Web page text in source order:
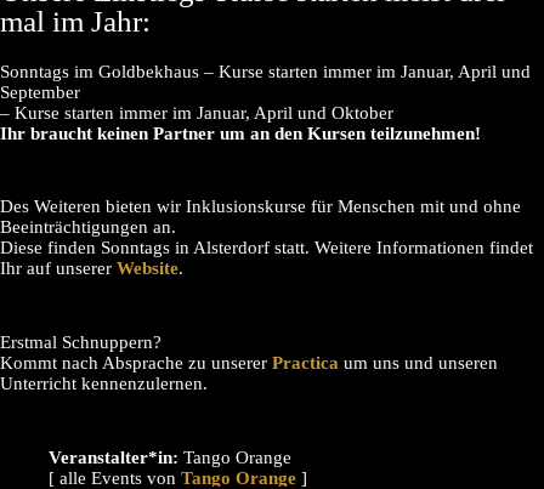
mal im Jahr:
Sonntags im Goldbekhaus – Kurse starten immer im Januar, April und
September
– Kurse starten immer im Januar, April und Oktober
Ihr braucht keinen Partner um an den Kursen teilzunehmen!
Des Weiteren bieten wir Inklusionskurse für Menschen mit und ohne
Beeinträchtigungen an.
Diese finden Sonntags in Alsterdorf statt. Weitere Informationen findet
Ihr auf unserer Website.
Erstmal Schnuppern?
Kommt nach Absprache zu unserer Practica um uns und unseren
Unterricht kennenzulernen.
Veranstalter*in: Tango Orange
[ alle Events von
]